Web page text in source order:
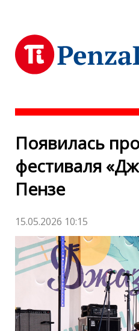
Появилась
фестиваля
Пензе
15.05.2026 10:15